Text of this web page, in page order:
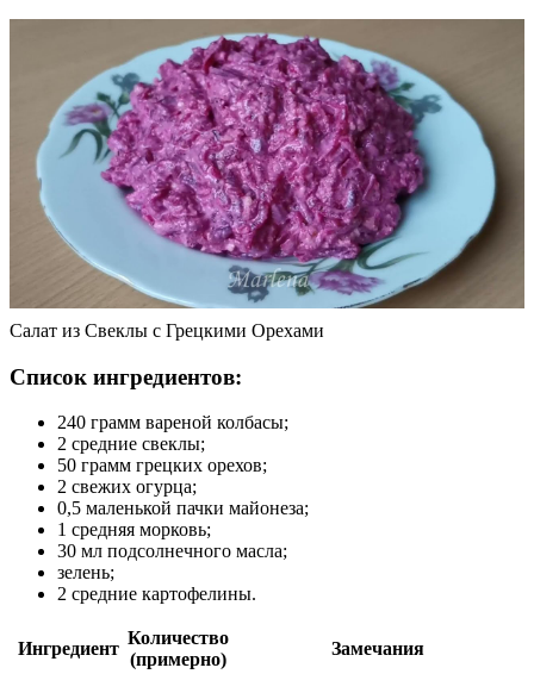
Салат из Свеклы с Грецкими Орехами
Список ингредиентов:
240 грамм вареной колбасы;
2 средние свеклы;
50 грамм грецких орехов;
2 свежих огурца;
0,5 маленькой пачки майонеза;
1 средняя морковь;
30 мл подсолнечного масла;
зелень;
2 средние картофелины.
Ингредиент
Количество
(примерно)
Замечания